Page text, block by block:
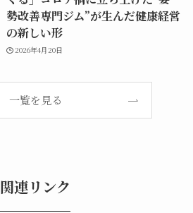
勢改善専門ジム”が生んだ健康経営
の新しい形
2026年4月20日
一覧を見る
関連リンク